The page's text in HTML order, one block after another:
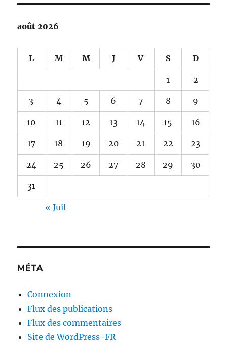
août 2026
L M M J V S D
1 2
3 4 5 6 7 8 9
10 11 12 13 14 15 16
17 18 19 20 21 22 23
24 25 26 27 28 29 30
31
« Juil
MÉTA
Connexion
Flux des publications
Flux des commentaires
Site de WordPress-FR